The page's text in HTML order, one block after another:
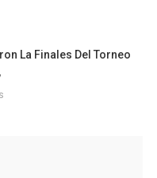
La Finales Del Torneo